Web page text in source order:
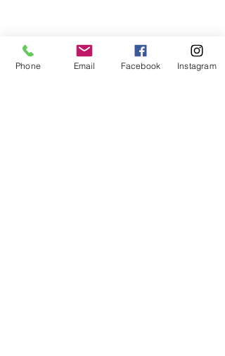
Phone Email Facebook Instagram